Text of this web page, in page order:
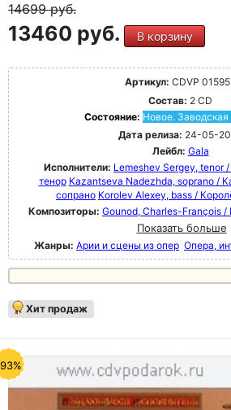
14699руб.
13460 руб. В корзину
Артикул: CDVP
Состав: 2 CD
Состояние: Новое. Заводская
Дата релиза: 24-05-
Лейбл: Gala
Исполнители: Lemeshev Sergey,
тенор Kazantseva Nadezhda, soprano /
сопрано Korolev Alexey, bass /
Композиторы: Gounod, Charles-François
Показать больше
Жанры: Арии и сцены из опер Опера,
Хит продаж